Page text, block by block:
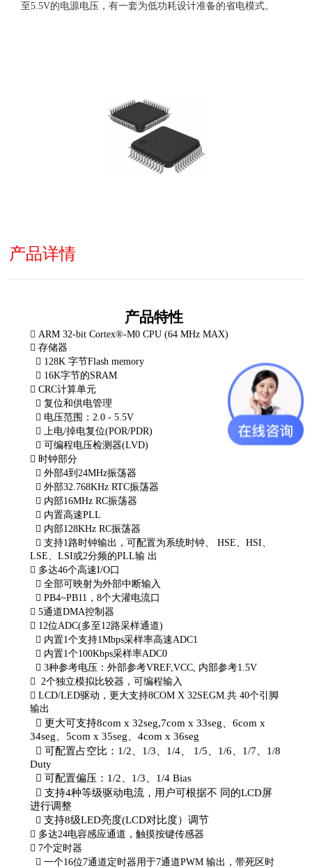
至5.5V的电源电压，有一套为低功耗设计准备的省电模式。
产品详情
产品特性
 ARM 32-bit Cortex®-M0 CPU (64 MHz MAX)
存储器
 128K 字节Flash memory
 16K字节的SRAM
CRC计算单元
复位和供电管理
 电压范围：2.0 - 5.5V

上电/掉电复位(POR/PDR)
可编程电压检测器(LVD)
 时钟部分
外部4到24MHz振荡器
外部32.768KHz RTC振荡器
 内部16MHz RC振荡器
 内置高速PLL
 内部128KHz RC振荡器
支持1路时钟输出，可配置为系统时钟、HSE、HSI、
LSE、LSI或2分频的PLL输出
 多达46个高速I/O口
全部可映射为外部中断输入
PB4~PB11，8个大灌电流口
5通道DMA控制器
 12位ADC(多至12路采样通道)
 内置1个支持1Mbps采样率高速ADC1
 内置1个100Kbps采样率ADC0
3种参考电压：外部参考VREF,VCC, 内部参考1.5V
 2个独立模拟比较器，可编程输入
LCD/LED驱动，更大支持8COM X 32SEGM.共40个引脚
输出
更大可支持8com x 32seg,7com x33seg、6com x
34seg、5com x35seg、4com x 36seg
可配置占空比：1/2、1/3、1/4、 1/5、1/6、1/7、1/8
Duty
可配置偏压：1/2、1/3、1/4 Bias
支持4种等级驱动电流，用户可根据不 同的LCD屏
进行调整
支持8级LED亮度(LCD对比度）调节
 多达24电容感应通道，触摸按键传感器
 7个定时器
一个16位7通道定时器用于7通道PWM输出，带死区时